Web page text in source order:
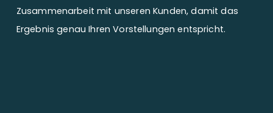
Zusammenarbeit mit unseren Kunden, damit das
Ergebnis genau Ihren Vorstellungen entspricht.